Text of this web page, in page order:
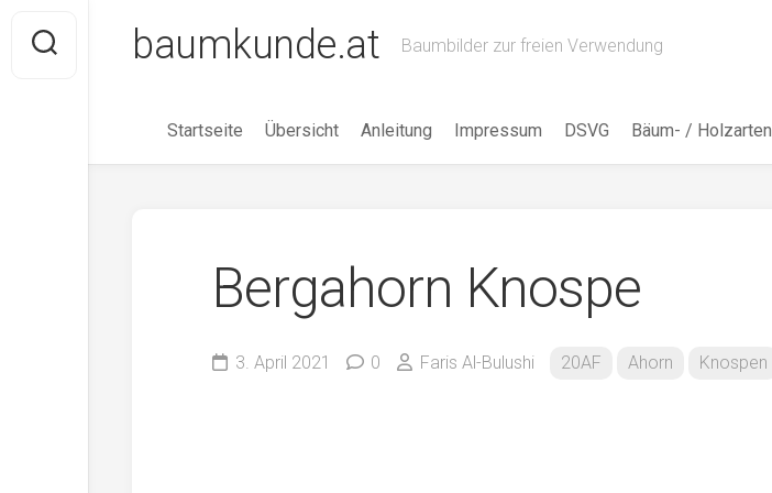
content
baumkunde.at Baumbilder zur freien Verwendung
Startseite Übersicht Anleitung Impressum DSVG Bäum- / Holzarten
Bergahorn Knospe
3. April 2021 0 Faris Al-Bulushi 20AF Ahorn Knospen